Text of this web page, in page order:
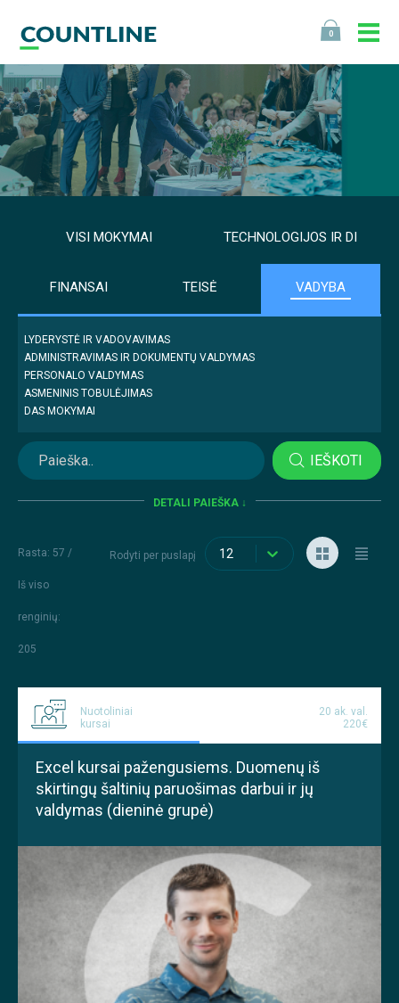
0
VISI MOKYMAI
FINANSAI TEISĖ VADYBA
TECHNOLOGIJOS IR DI
IEŠKOTI
LYDERYSTĖ IR VADOVAVIMAS
ADMINISTRAVIMAS IR DOKUMENTŲ VALDYMAS
PERSONALO VALDYMAS
ASMENINIS TOBULĖJIMAS
DAS MOKYMAI
DETALI PAIEŠKA ↓
Rasta: 57 /
Iš viso
renginių:
205
Rodyti per puslapį 12
Nuotoliniai
kursai
20 ak. val.
220€
Excel kursai pažengusiems. Duomenų iš
skirtingų šaltinių paruošimas darbui ir jų
valdymas (dieninė grupė)